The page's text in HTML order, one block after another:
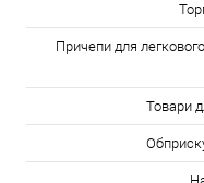
Причепи для
Товари